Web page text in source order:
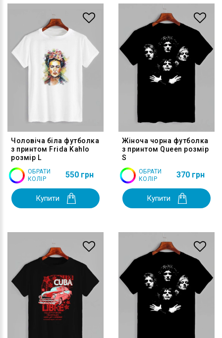
Чоловіча біла футболка
з принтом Frida Kahlo
розмір L
ОБРАТИ
КОЛІР
550 грн
Купити
Жіноча чорна футболка
з принтом Queen розмір
S
ОБРАТИ
КОЛІР
370 грн
Купити